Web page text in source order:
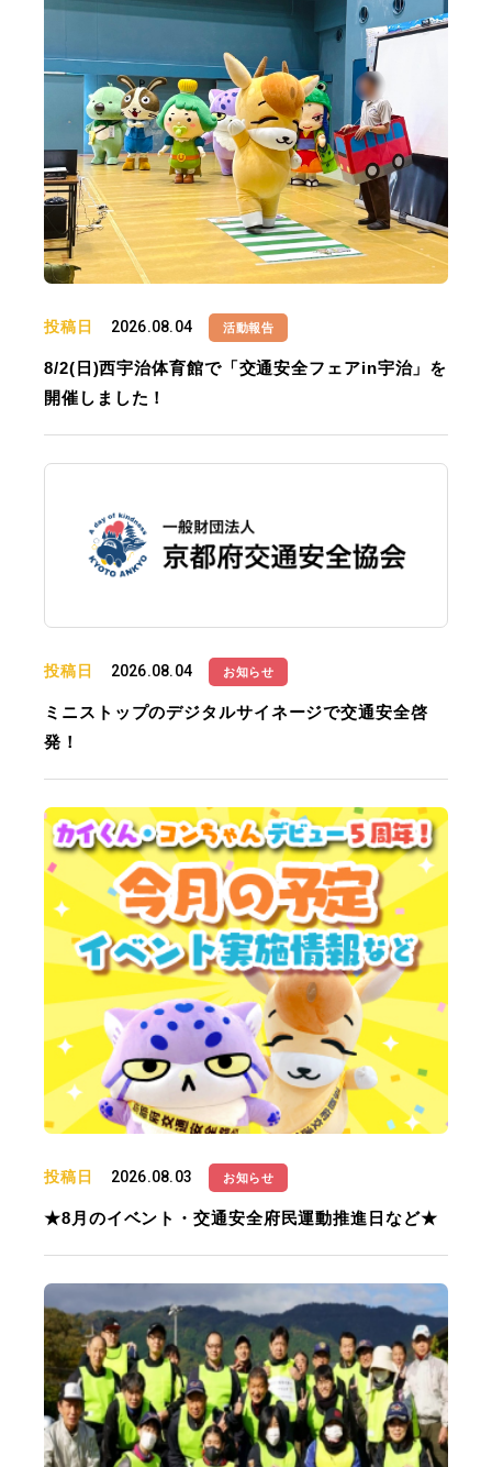
投稿日 2026.08.04 活動報告
8/2(日)西宇治体育館で「交通安全フェアin宇治」を
開催しました！
投稿日 2026.08.04 お知らせ
ミニストップのデジタルサイネージで交通安全啓
発！
投稿日 2026.08.03 お知らせ
★8月のイベント・交通安全府民運動推進日など★